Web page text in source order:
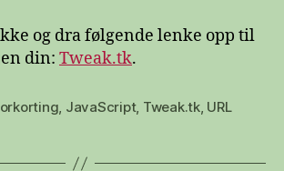
og dra følgende lenke opp til
din: Tweak.tk.
, JavaScript, Tweak.tk, URL